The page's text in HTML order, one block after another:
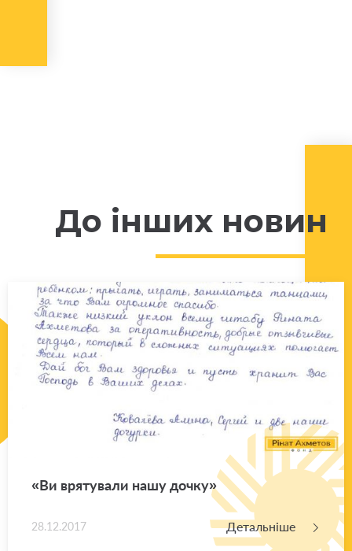
До інших новин
«Ви вря­ту­ва­ли нашу дочку»
28.12.2017 Детальніше